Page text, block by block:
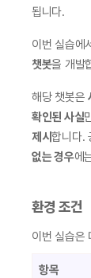
됩니다.
이번 실습
챗봇을 개발
해당 챗봇은
확인된 사실
제시합니다.
없는 경우에
환경 조건
이번 실습은
항목